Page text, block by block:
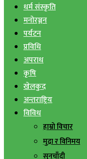
धर्म संस्कृति
मनोरञ्जन
पर्यटन
प्रविधि
अपराध
कृषि
खेलकुद
अन्तराष्ट्रिय
विविध
हाम्रो विचार
मुद्रा र विनिमय
सुनचाँदी